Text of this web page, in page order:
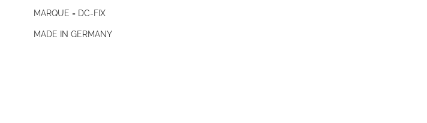
MARQUE = DC-FIX
MADE IN GERMANY